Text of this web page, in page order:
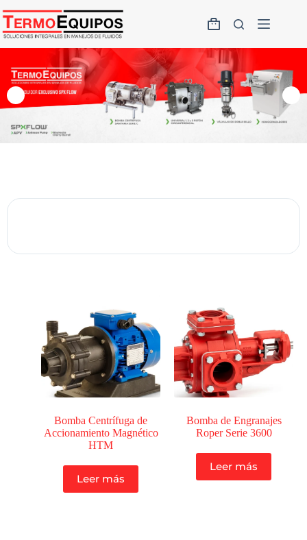
Bomba Centrífuga de
Accionamiento Magnético
HTM
Leer más
Bomba de Engranajes
Roper Serie 3600
Leer más